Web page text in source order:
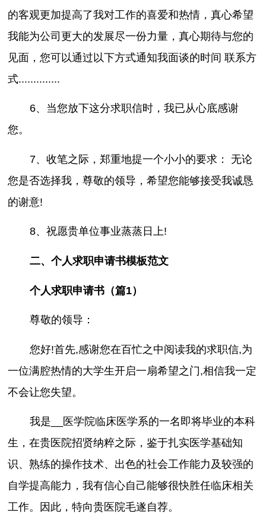
的客观更加提高了我对工作的喜爱和热情，真心希望
我能为公司更大的发展尽一份力量，真心期待与您的
见面，您可以通过以下方式通知我面谈的时间 联系方
式..............
6、当您放下这分求职信时，我已从心底感谢
您。
7、收笔之际，郑重地提一个小小的要求： 无论
您是否选择我，尊敬的领导，希望您能够接受我诚恳
的谢意!
8、祝愿贵单位事业蒸蒸日上!
二、个人求职申请书模板范文
个人求职申请书（篇1）
尊敬的领导：
您好!首先,感谢您在百忙之中阅读我的求职信,为
一位满腔热情的大学生开启一扇希望之门,相信我一定
不会让您失望。
我是__医学院临床医学系的一名即将毕业的本科
生，在贵医院招贤纳粹之际，鉴于扎实医学基础知
识、熟练的操作技术、出色的社会工作能力及较强的
自学提高能力，我有信心自己能够很快胜任临床相关
工作。因此，特向贵医院毛遂自荐。